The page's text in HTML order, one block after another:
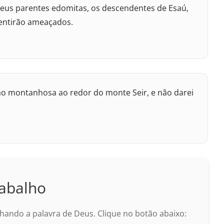
parentes edomitas, os descendentes de Esaú,
ameaçados.
montanhosa ao redor do monte Seir, e não darei
a palavra de Deus. Clique no botão abaixo: